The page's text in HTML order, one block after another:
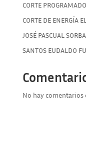
CORTE
CORTE DE ENERGÍA
JOSÉ PASCUAL
SANTOS EUDALDO
No hay comentarios